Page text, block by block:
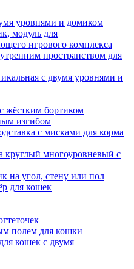
уровнями и домиком
модуль для
игрового комплекса
пространством для
с двумя уровнями и
жёстким бортиком
изгибом
с мисками для корма
круглый многоуровневый с
на угол, стену или пол
для кошек
полем для кошки
кошек с двумя